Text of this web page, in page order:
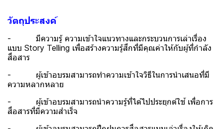
วัตถุประสงค์
- มีความรู้ ความเข้าใจแนวทางและกระบวนการเล่าเรื่อง
แบบ Story Telling เพื่อสร้างความรู้สึกที่มีคุณค่าให้กับผู้ที่กำลัง
สื่อสาร
- ผู้เข้าอบรมสามารถทำความเข้าใจวิธีในการนำเสนอที่มี
ความหลากหลาย
- ผู้เข้าอบรมสามารถนำความรู้ที่ได้ไปประยุกต์ใช้ เพื่อการ
สื่อสารที่มีความสำเร็จ